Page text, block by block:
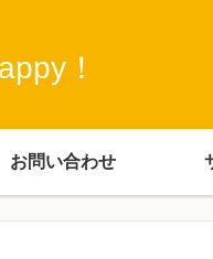
！
お問い合わせ